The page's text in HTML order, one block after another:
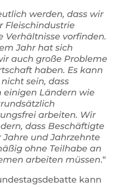
werden, dass wir
Fleischindustrie
Verhältnisse vorfinden.
Jahr hat sich
auch große Probleme
haben. Es kann
sein, dass
einigen Ländern wie
arbeiten. Wir
dass Beschäftigte
Jahre und Jahrzehnte
ohne Teilhabe an
arbeiten müssen.“
kann